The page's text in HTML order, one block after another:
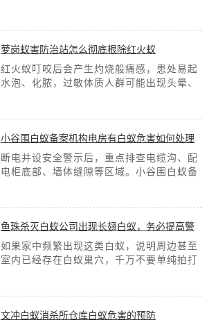
萝岗蚁害防治站怎么彻底根除红火蚁
红火蚁叮咬后会产生灼烧般痛感，患处易起
水泡、化脓，过敏体质人群可能出现头晕、
小谷围白蚁备案机构电房有白蚁危害如何处理
断电并设安全警示后，重点排查电缆沟、配
电柜底部、墙体缝隙等区域。小谷围白蚁备
鱼珠杀灭白蚁公司出现长翅白蚁，务必提高警
惕！
如果家中频繁出现这类白蚁，说明周边甚至
室内已经存在白蚁巢穴，千万不要单纯拍打
文冲白蚁消杀所仓库白蚁危害的预防